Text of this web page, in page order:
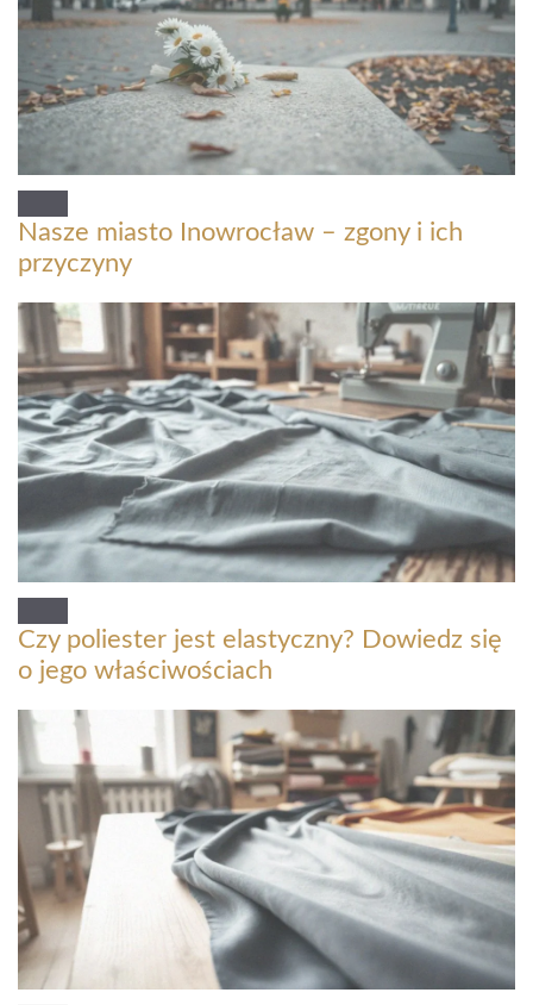
Nasze miasto Inowrocław – zgony i ich
przyczyny
Czy poliester jest elastyczny? Dowiedz się
o jego właściwościach